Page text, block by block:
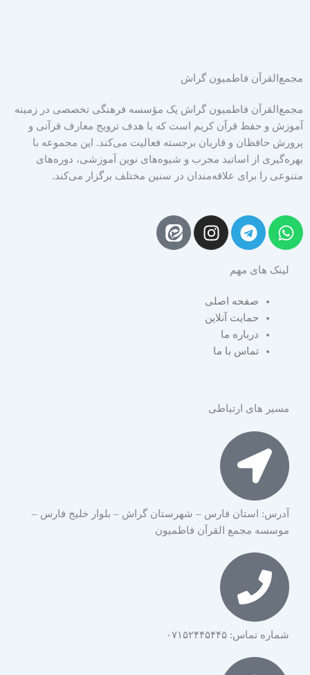
مجمع‌القرآن فاطمیون گراش
مجمع‌القرآن فاطمیون گراش یک مؤسسه فرهنگی تخصصی در زمینه
آموزش و حفظ قرآن کریم است که با هدف ترویج معارف قرآنی و
پرورش حافظان و قاریان برجسته فعالیت می‌کند. این مجموعه با
بهره‌گیری از اساتید مجرب و شیوه‌های نوین آموزشی، دوره‌های
متنوعی را برای علاقه‌مندان در سنین مختلف برگزار می‌کند.
W
h
t
T
e
e
r
a
m
I
n
g
r
لینک های مهم
صفحه اصلی
حمایت آنلاین
درباره ما
تماس با ما
مسیر های ارتباطی
آدرس: استان فارس – شهرستان گراش – بلوار خلیج فارس –
موسسه مجمع القرآن فاطمیون
شماره تماس: ۰۷۱۵۲۴۴۵۴۴۵